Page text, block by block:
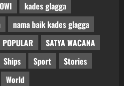
kades glagga
nama baik kades glagga
POPULAR
SATYA WACANA
Ships Sport
Stories
World